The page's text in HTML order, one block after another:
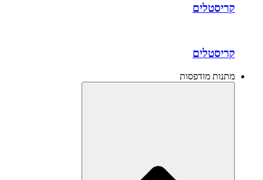
קריסטלים
קריסטלים
מתנות מודפסות